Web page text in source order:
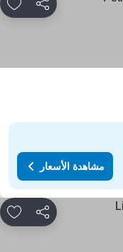
مشاركة
مشاهدة الأسعار
مشاركة